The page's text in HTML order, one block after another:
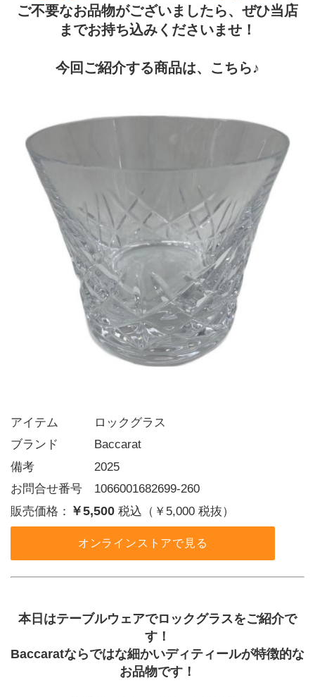
ご不要なお品物がございましたら、ぜひ当店
までお持ち込みくださいませ！
今回ご紹介する商品は、こちら♪
アイテム   ロックグラス
ブランド   Baccarat
備考     2025
お問合せ番号 1066001682699-260
販売価格： ￥5,500 税込（￥5,000 税抜）
オンラインストアで見る
本日はテーブルウェアでロックグラスをご紹介で
す！
Baccaratならではな細かいディティールが特徴的な
お品物です！